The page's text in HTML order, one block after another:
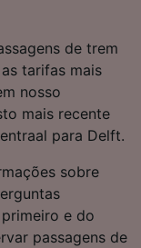
de trem
tarifas mais
nosso
mais recente
para Delft.
sobre
e do
passagens de